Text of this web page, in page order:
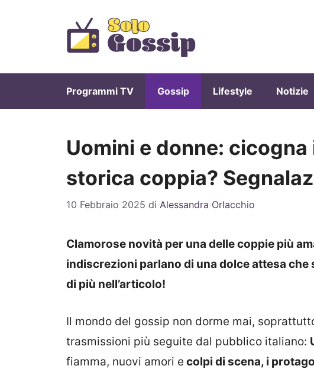
Programmi TV Gossip Lifestyle Notizie
Uomini e donne:
storica coppia?
10 Febbraio 2025 di Alessandra Orlacchio
Clamorose novità per una delle coppie più
indiscrezioni parlano di una dolce attesa
di più nell’articolo!
Il mondo del gossip non dorme mai,
trasmissioni più seguite dal pubblico italiano:
fiamma, nuovi amori e colpi di scena, i